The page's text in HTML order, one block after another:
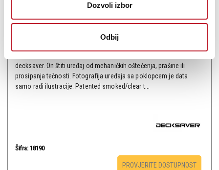
Dozvoli izbor
Odbij
100,00KM
decksaver. On štiti uređaj od mehaničkih oštećenja, prašine ili
prosipanja tečnosti. Fotografija uređaja sa poklopcem je data
samo radi ilustracije. Patented smoked/clear t...
Šifra: 18190
PROVJERITE DOSTUPNOST